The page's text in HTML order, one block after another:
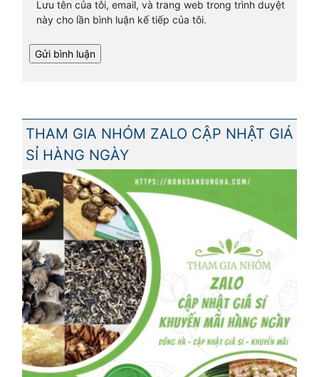
Lưu tên của tôi, email, và trang web trong trình duyệt
này cho lần bình luận kế tiếp của tôi.
THAM GIA NHÓM ZALO CẬP NHẬT GIÁ
SỈ HÀNG NGÀY